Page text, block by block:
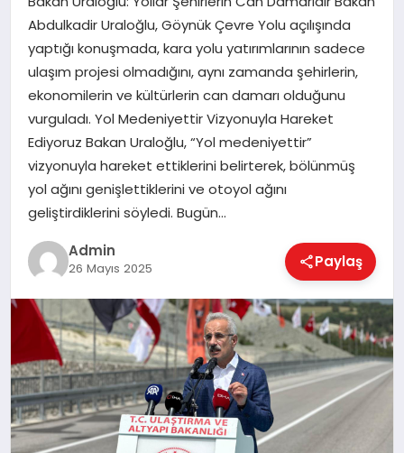
EKONOMI
MAGAZIN
SAĞLIK
TEKNOLOJI
Abdulkadir Uraloğlu, Göynük Çevre Yolu açılışında
yaptığı konuşmada, kara yolu yatırımlarının sadece
ulaşım projesi olmadığını, aynı zamanda şehirlerin,
ekonomilerin ve kültürlerin can damarı olduğunu
vurguladı. Yol Medeniyettir Vizyonuyla Hareket
Ediyoruz Bakan Uraloğlu, “Yol medeniyettir”
vizyonuyla hareket ettiklerini belirterek, bölünmüş
yol ağını genişlettiklerini ve otoyol ağını
geliştirdiklerini söyledi. Bugün…
Admin
26 Mayıs 2025 Paylaş